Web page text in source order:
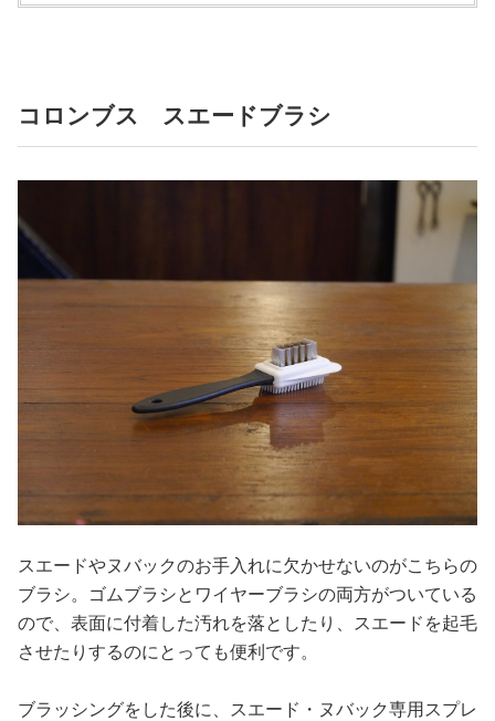
コロンブス スエードブラシ
スエードやヌバックのお手入れに欠かせないのがこちらの
ブラシ。ゴムブラシとワイヤーブラシの両方がついている
ので、表面に付着した汚れを落としたり、スエードを起毛
させたりするのにとっても便利です。
ブラッシングをした後に、スエード・ヌバック専用スプレ